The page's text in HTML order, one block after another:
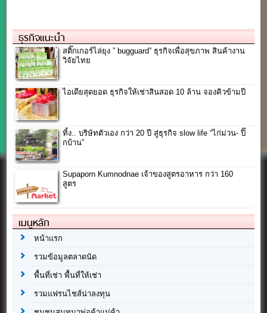
ธุรกิจแนะนำ
สติ๊กเกอร์ไล่ยุง ” bugguard” ธุรกิจเพื่อสุขภาพ สินค้างาน
วิจัยไทย
ไอเดียสุดยอด ธุรกิจให้เช่าสินสอด 10 ล้าน จองคิวข้ามปี
ทิ้ง.. บริษัทตัวเอง กว่า 20 ปี สู่ธุรกิจ slow life “ไก่ม่วน- ปิ๊
กบ้าน”
Supaporn Kumnodnae เจ้าของสูตรอาหาร กว่า 160
สูตร
เมนูหลัก
หน้าแรก
รวมข้อมูลตลาดนัด
พื้นที่เช่า พื้นที่ให้เช่า
รวมแฟรนไชส์น่าลงทุน